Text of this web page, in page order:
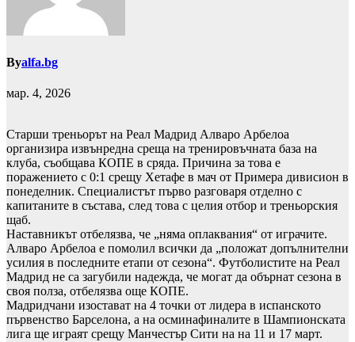
Byalfa.bg
мар. 4, 2026
Старши треньорът на Реал Мадрид Алваро Арбелоа
организира извънредна среща на тренировъчната база на
клуба, съобщава КОПЕ в сряда. Причина за това е
поражението с 0:1 срещу Хетафе в мач от Примера дивисион в
понеделник. Специалистът първо разговаря отделно с
капитаните в състава, след това с целия отбор и треньорския
щаб.
Наставникът отбелязва, че „няма оплаквания“ от играчите.
Алваро Арбелоа е помолил всички да „положат допълнителни
усилия в последните етапи от сезона“. Футболистите на Реал
Мадрид не са загубили надежда, че могат да обърнат сезона в
своя полза, отбелязва още КОПЕ.
Мадридчани изостават на 4 точки от лидера в испанското
първенство Барселона, а на осминафиналите в Шампионската
лига ще играят срещу Манчестър Сити на на 11 и 17 март.